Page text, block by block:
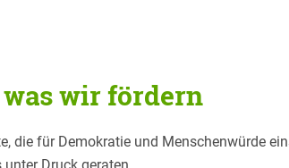
wir fördern
die für Demokratie und Menschenwürde